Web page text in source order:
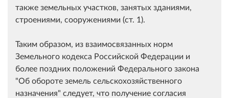
также земельных участков, занятых зданиями,
строениями, сооружениями (ст. 1).
Таким образом, из взаимосвязанных норм
Земельного кодекса Российской Федерации и
более поздних положений Федерального закона
"Об обороте земель сельскохозяйственного
назначения" следует, что получение согласия